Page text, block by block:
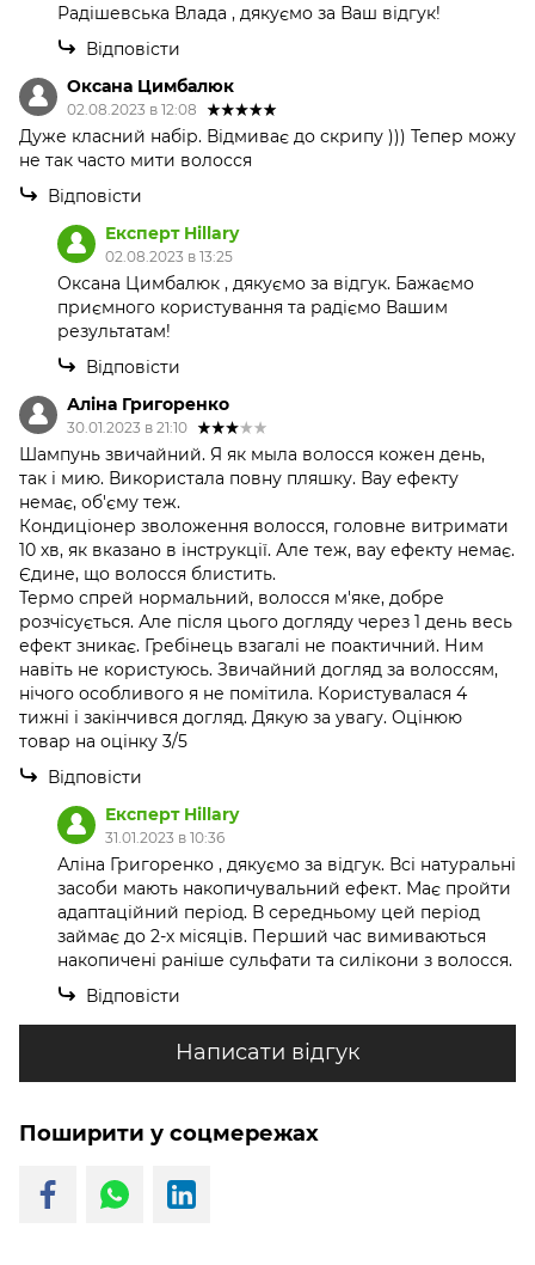
Радішевська Влада , дякуємо за Ваш відгук!
Відповісти
Оксана Цимбалюк
02.08.2023 в 12:08
Дуже класний набір. Відмиває до скрипу ))) Тепер можу
не так часто мити волосся
Відповісти
Експерт Hillary
02.08.2023 в 13:25
Оксана Цимбалюк , дякуємо за відгук. Бажаємо
приємного користування та радіємо Вашим
результатам!
Відповісти
Аліна Григоренко
30.01.2023 в 21:10
Шампунь звичайний. Я як мыла волосся кожен день,
так і мию. Використала повну пляшку. Вау ефекту
немає, об'єму теж.
Кондиціонер зволоження волосся, головне витримати
10 хв, як вказано в інструкції. Але теж, вау ефекту немає.
Єдине, що волосся блистить.
Термо спрей нормальний, волосся м'яке, добре
розчісується. Але після цього догляду через 1 день весь
ефект зникає. Гребінець взагалі не поактичний. Ним
навіть не користуюсь. Звичайний догляд за волоссям,
нічого особливого я не помітила. Користувалася 4
тижні і закінчився догляд. Дякую за увагу. Оцінюю
товар на оцінку 3/5
Відповісти
Експерт Hillary
31.01.2023 в 10:36
Аліна Григоренко , дякуємо за відгук. Всі натуральні
засоби мають накопичувальний ефект. Має пройти
адаптаційний період. В середньому цей період
займає до 2-х місяців. Перший час вимиваються
накопичені раніше сульфати та силікони з волосся.
Відповісти
Написати відгук
Поширити у соцмережах